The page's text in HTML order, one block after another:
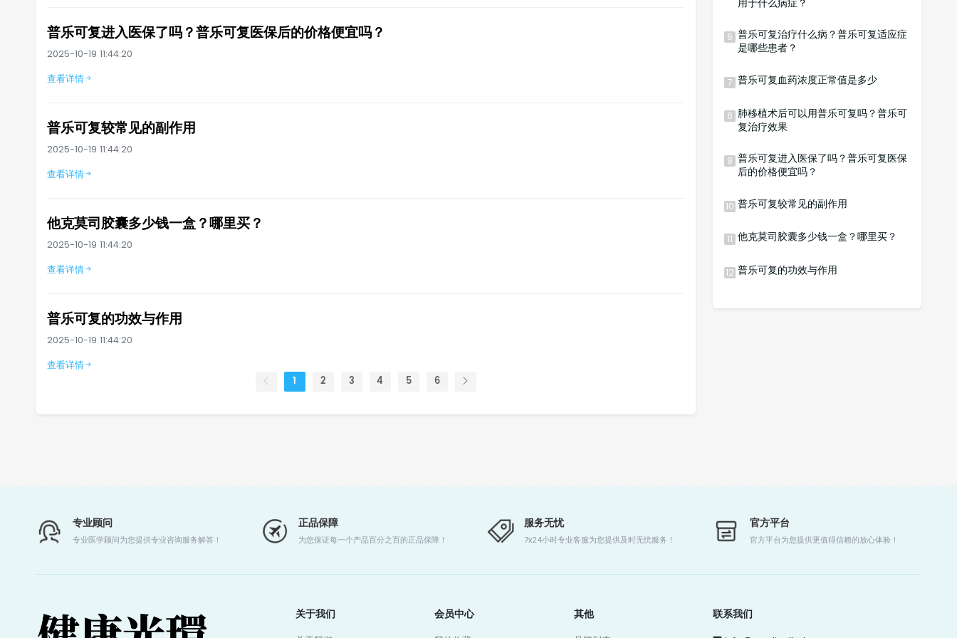
普乐可复进入医保了吗？普乐可复医保后的价格便宜吗？
2025-10-19 11:44:20
查看详情
普乐可复较常见的副作用
2025-10-19 11:44:20
查看详情
他克莫司胶囊多少钱一盒？哪里买？
2025-10-19 11:44:20
查看详情
普乐可复的功效与作用
2025-10-19 11:44:20
查看详情
1 2 3 4 5 6
6 普乐可复治疗什么病？普乐可复适应症
是哪些患者？
7 普乐可复血药浓度正常值是多少
8 肺移植术后可以用普乐可复吗？普乐可
复治疗效果
9 普乐可复进入医保了吗？普乐可复医保
后的价格便宜吗？
10 普乐可复较常见的副作用
11 他克莫司胶囊多少钱一盒？哪里买？
12 普乐可复的功效与作用
专业顾问
专业医学顾问为您提供专业咨询服务解答！
正品保障
为您保证每一个产品百分之百的正品保障！
服务无忧
7x24小时专业客服为您提供及时无忧服务！
官方平台
官方平台为您提供更值得信赖的放心体验！
关于我们 会员中心 其他 联系我们